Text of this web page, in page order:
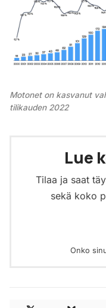
Motonet on kasvanut
tilikauden 2022
Lue
Tilaa ja saat
sekä koko
Onko